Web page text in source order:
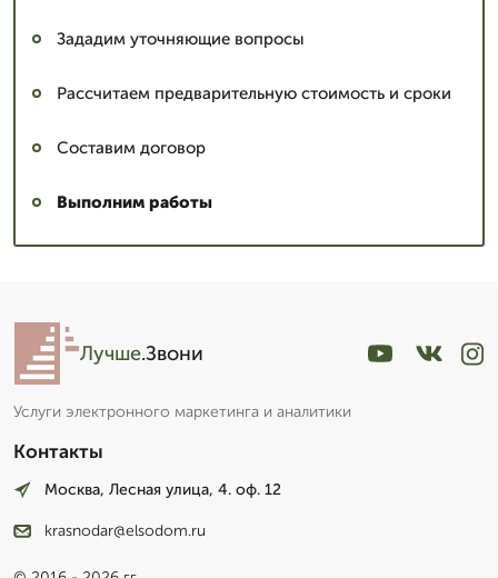
Зададим уточняющие вопросы
Рассчитаем предварительную стоимость и сроки
Составим договор
Выполним работы
Лучше.Звони
Услуги электронного маркетинга и аналитики
Контакты
Москва, Лесная улица, 4. оф. 12
krasnodar@elsodom.ru